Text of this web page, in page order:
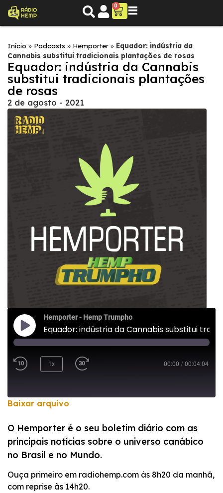
0
Início » Podcasts » Hemporter » Equador: indústria da
Cannabis substitui tradicionais plantações de rosas
Equador: indústria da Cannabis
substitui tradicionais plantações
de rosas
2 de agosto - 2021
Hemporter - Hemp Trumpho
1x 00:00 / 00:04:04
FEED RSS
LINK
Baixar arquivo
O Hemporter é o seu boletim diário com as
principais notícias sobre o universo canábico
no Brasil e no Mundo.
Ouça primeiro em radiohemp.com às 8h20 da manhã,
com reprise às 14h20.